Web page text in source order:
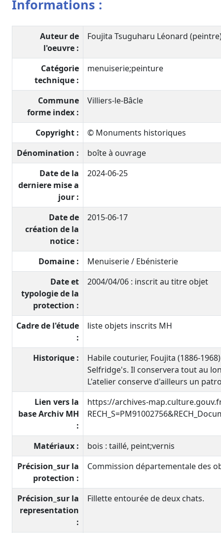
Informations :
Auteur de
l'oeuvre :
Foujita Tsuguharu Léonard
Catégorie
technique :
menuiserie;peinture
Commune
forme index :
Villiers-le-Bâcle
Copyright :
© Monuments historiques
Dénomination :
boîte à ouvrage
Date de la
derniere mise a
jour :
2024-06-25
Date de
création de la
notice :
2015-06-17
Domaine :
Menuiserie / Ebénisterie
Date et
typologie de la
protection :
2004/04/06 : inscrit au titre objet
Cadre de l'étude
:
liste objets inscrits MH
Historique :
Habile couturier, Foujita (1886-
Selfridge's. Il conservera tout au
L'atelier conserve d'ailleurs un
Lien vers la
base Archiv MH
:
https://archives-
Matériaux :
bois : taillé, peint;vernis
Précision_sur la
protection :
Commission départementale des
Précision_sur la
representation
:
Fillette entourée de deux chats.